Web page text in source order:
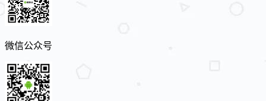
微信公众号